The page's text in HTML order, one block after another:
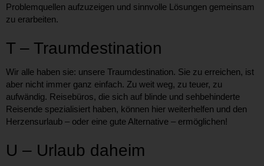
Problemquellen aufzuzeigen und sinnvolle Lösungen gemeinsam
zu erarbeiten.
T – Traumdestination
Wir alle haben sie: unsere Traumdestination. Sie zu erreichen, ist
aber nicht immer ganz einfach. Zu weit weg, zu teuer, zu
aufwändig. Reisebüros, die sich auf blinde und sehbehinderte
Reisende spezialisiert haben, können hier weiterhelfen und den
Herzensurlaub – oder eine gute Alternative – ermöglichen!
U – Urlaub daheim